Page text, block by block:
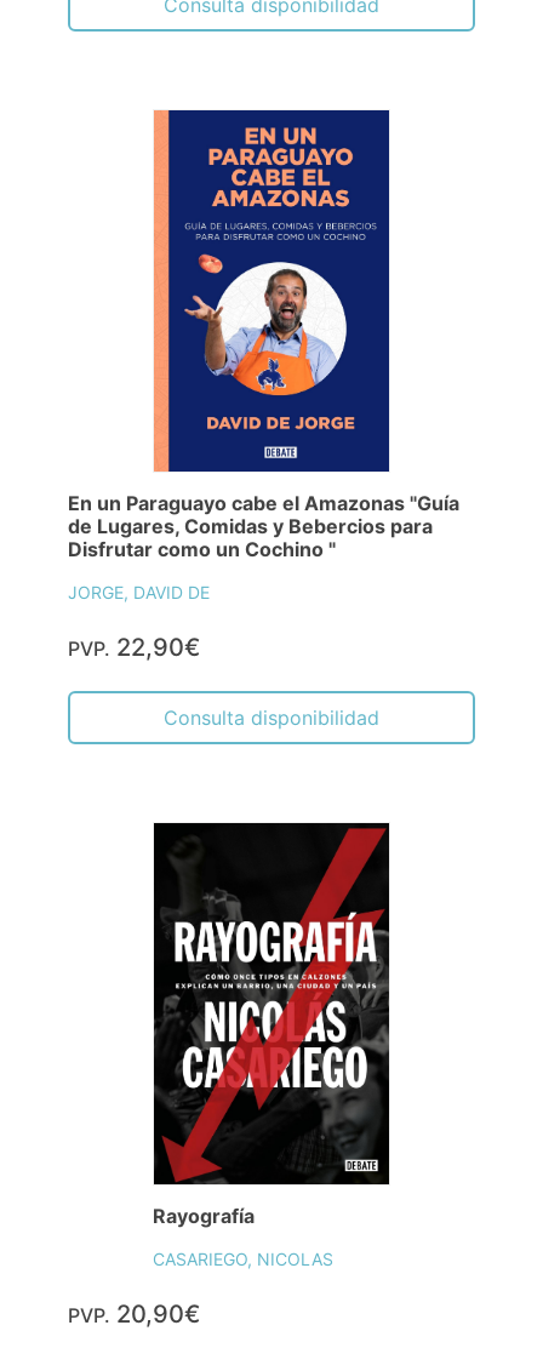
En un Paraguayo cabe el Amazonas "Guía
de Lugares, Comidas y Bebercios para
Disfrutar como un Cochino "
JORGE, DAVID DE
PVP. 22,90€
Consulta disponibilidad
Rayografía
CASARIEGO, NICOLAS
PVP. 20,90€